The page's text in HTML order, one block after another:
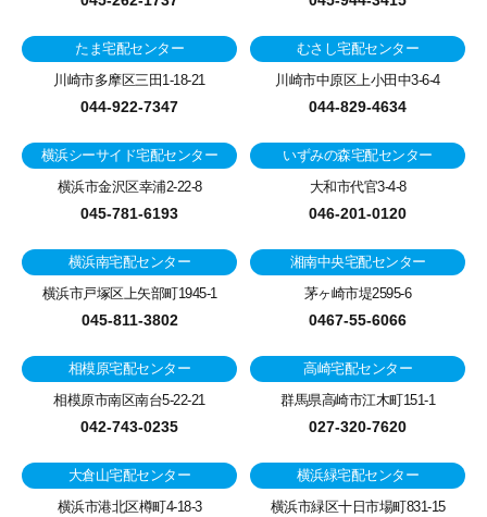
たま宅配センター
川崎市多摩区三田1-18-21
044-922-7347
むさし宅配センター
川崎市中原区上小田中3-6-4
044-829-4634
横浜シーサイド宅配センター
横浜市金沢区幸浦2-22-8
045-781-6193
いずみの森宅配センター
大和市代官3-4-8
046-201-0120
横浜南宅配センター
横浜市戸塚区上矢部町1945-1
045-811-3802
湘南中央宅配センター
茅ヶ崎市堤2595-6
0467-55-6066
相模原宅配センター
相模原市南区南台5-22-21
042-743-0235
高崎宅配センター
群馬県高崎市江木町151-1
027-320-7620
大倉山宅配センター
横浜市港北区樽町4-18-3
横浜緑宅配センター
横浜市緑区十日市場町831-15